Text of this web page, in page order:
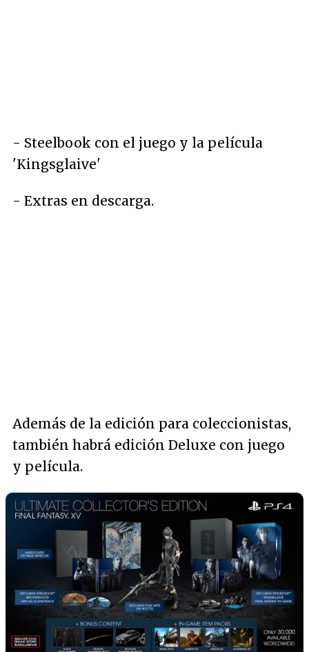
- Steelbook con el juego y la película
'Kingsglaive'
- Extras en descarga.
Además de la edición para coleccionistas,
también habrá edición Deluxe con juego
y película.